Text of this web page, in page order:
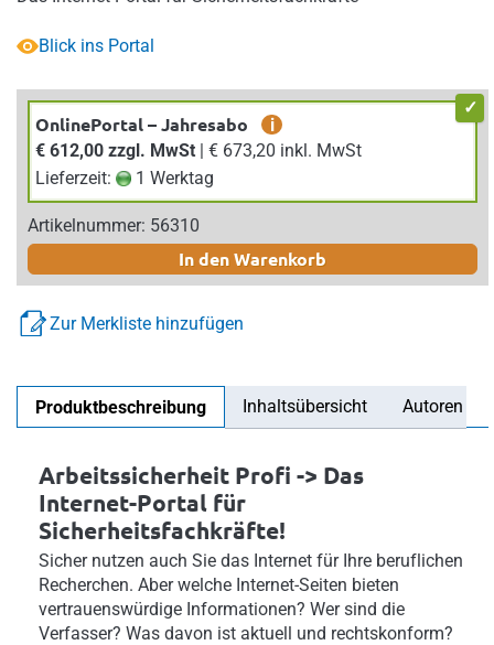
Blick ins Portal
OnlinePortal – Jahresabo
i
€ 612,00 zzgl. MwSt
| € 673,20 inkl. MwSt
Lieferzeit:
1 Werktag
Artikelnummer: 56310
In den Warenkorb
Zur Merkliste hinzufügen
Produktbeschreibung Inhaltsübersicht Autoren
Arbeitssicherheit Profi -> Das
Internet-Portal für
Sicherheitsfachkräfte!
Sicher nutzen auch Sie das Internet für Ihre beruflichen
Recherchen. Aber welche Internet-Seiten bieten
vertrauenswürdige Informationen? Wer sind die
Verfasser? Was davon ist aktuell und rechtskonform?